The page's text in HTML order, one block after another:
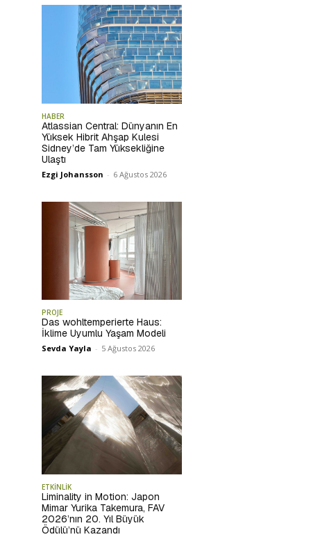
HABER
Atlassian Central: Dünyanın En
Yüksek Hibrit Ahşap Kulesi
Sidney’de Tam Yüksekliğine
Ulaştı
Ezgi Johansson - 6 Ağustos 2026
PROJE
Das wohltemperierte Haus:
İklime Uyumlu Yaşam Modeli
Sevda Yayla - 5 Ağustos 2026
ETKİNLİK
Liminality in Motion: Japon
Mimar Yurika Takemura, FAV
2026’nın 20. Yıl Büyük
Ödülü’nü Kazandı